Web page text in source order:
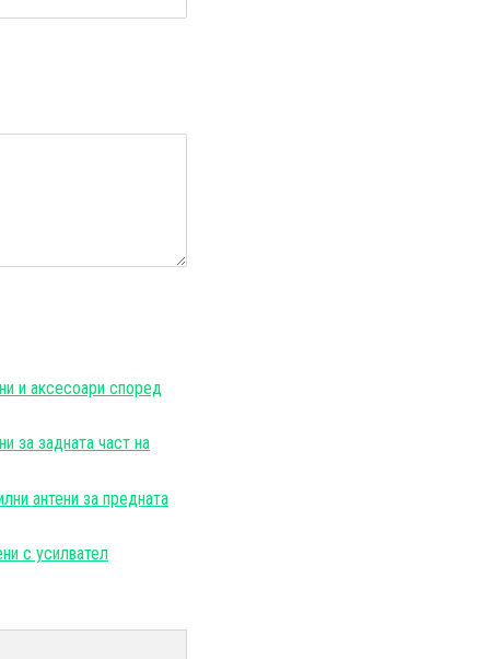
и аксесоари според
за задната част на
антени за предната
с усилвател